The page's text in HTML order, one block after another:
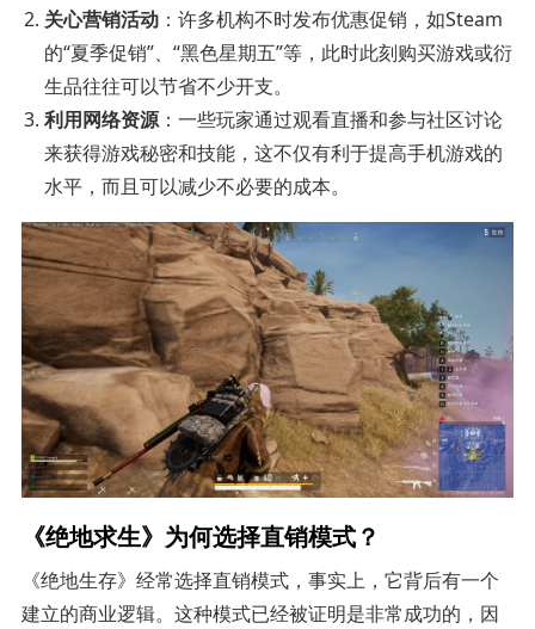
关心营销活动 ：许多机构不时发布优惠促销，如Steam
的“夏季促销”、“黑色星期五”等，此时此刻购买游戏或衍
生品往往可以节省不少开支。
利用网络资源：一些玩家通过观看直播和参与社区讨论
来获得游戏秘密和技能，这不仅有利于提高手机游戏的
水平，而且可以减少不必要的成本。
《绝地求生》为何选择直销模式？
《绝地生存》经常选择直销模式，事实上，它背后有一个
建立的商业逻辑。这种模式已经被证明是非常成功的，因